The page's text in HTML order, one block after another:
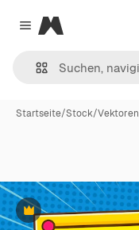
Close menu
Magnific
Startseite/Stock/Vektoren
Premium